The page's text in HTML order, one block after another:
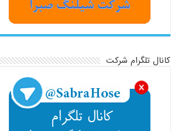
کانال تلگرام شرکت